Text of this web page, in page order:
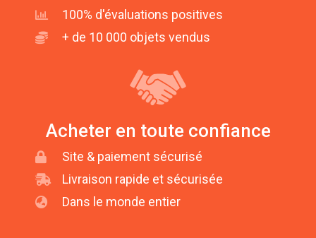
100% d'évaluations positives
+ de 10 000 objets vendus
Acheter en toute confiance
Site & paiement sécurisé
Livraison rapide et sécurisée
Dans le monde entier